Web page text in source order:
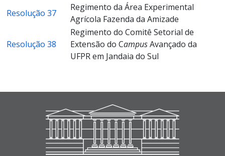
Resolução 37
Regimento da Área Experimental
Agrícola Fazenda da Amizade
Resolução 38
Regimento do Comitê Setorial de
Extensão do CampusAvançado da
UFPR em Jandaia do Sul